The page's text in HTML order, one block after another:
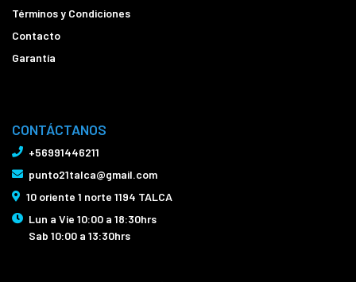
Términos y Condiciones
Contacto
Garantía
CONTÁCTANOS
+56991446211
punto21talca@gmail.com
10 oriente 1 norte 1194 TALCA
Lun a Vie 10:00 a 18:30hrs
Sab 10:00 a 13:30hrs